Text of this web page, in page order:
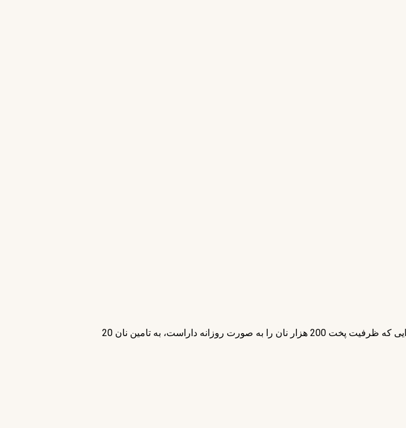
در کلیپ‌ زیر گوشه از روند فعالیت اولین واحد این مجموعه نانوایی، به تصویر کشیده شده است. این نانوایی که ظرفیت پخت 200 هزار نان را به صورت روزانه داراست، به تامین نان 20